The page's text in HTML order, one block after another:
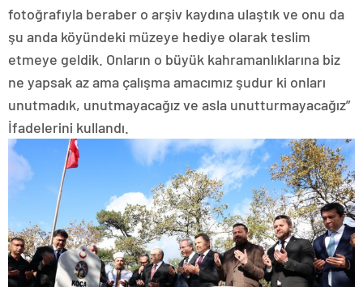
fotoğrafıyla beraber o arşiv kaydına ulaştık ve onu da
şu anda köyündeki müzeye hediye olarak teslim
etmeye geldik. Onların o büyük kahramanlıklarına biz
ne yapsak az ama çalışma amacımız şudur ki onları
unutmadık, unutmayacağız ve asla unutturmayacağız”
İfadelerini kullandı.